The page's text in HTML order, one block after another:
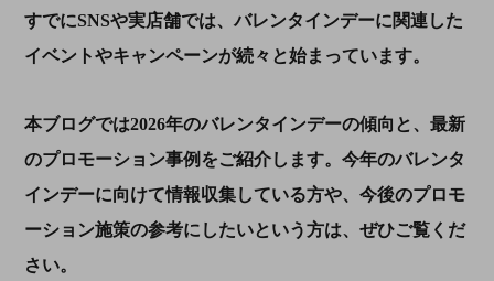
すでにSNSや実店舗では、バレンタインデーに関連した
イベントやキャンペーンが続々と始まっています。
本ブログでは2026年のバレンタインデーの傾向と、最新
のプロモーション事例をご紹介します。今年のバレンタ
インデーに向けて情報収集している方や、今後のプロモ
ーション施策の参考にしたいという方は、ぜひご覧くだ
さい。